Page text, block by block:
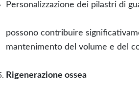
Personalizzazione dei pilastri di
possono contribuire
mantenimento del volume e del
Rigenerazione ossea